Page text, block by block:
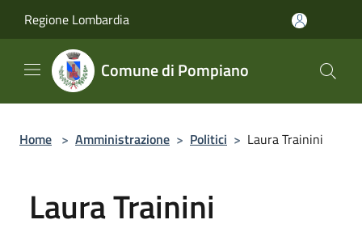
Regione Lombardia
Comune di Pompiano
Home > Amministrazione > Politici > Laura Trainini
Laura Trainini